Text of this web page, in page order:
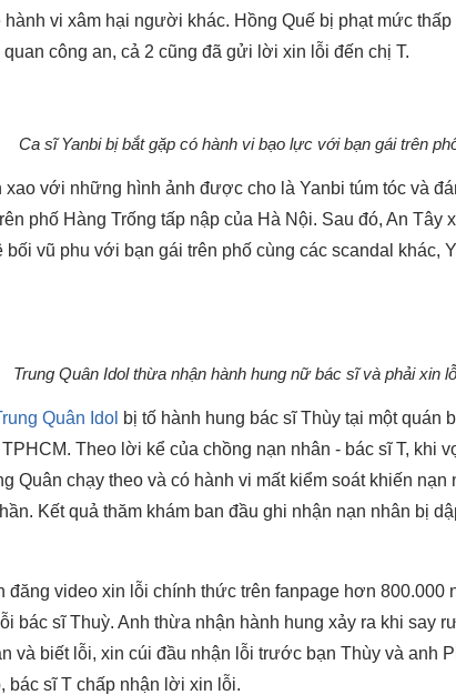
hành vi xâm hại người khác. Hồng Quế bị phạt mức
công an, cả 2 cũng đã gửi lời xin lỗi đến chị T.
Ca sĩ Yanbi bị bắt gặp có hành vi bạo lực với bạn gái trên
xao với những hình ảnh được cho là Yanbi túm tóc và
phố Hàng Trống tấp nập của Hà Nội. Sau đó, An Tây
bối vũ phu với bạn gái trên phố cùng các scandal khác,
Trung Quân Idol thừa nhận hành hung nữ bác sĩ và phải xin
Quân Idol bị tố hành hung bác sĩ Thùy tại một quán
Theo lời kể của chồng nạn nhân - bác sĩ T, khi
Quân chạy theo và có hành vi mất kiểm soát khiến
Kết quả thăm khám ban đầu ghi nhận nạn nhân bị
đăng video xin lỗi chính thức trên fanpage hơn 800.000
bác sĩ Thuỳ. Anh thừa nhận hành hung xảy ra khi say
và biết lỗi, xin cúi đầu nhận lỗi trước bạn Thùy và anh
bác sĩ T chấp nhận lời xin lỗi.